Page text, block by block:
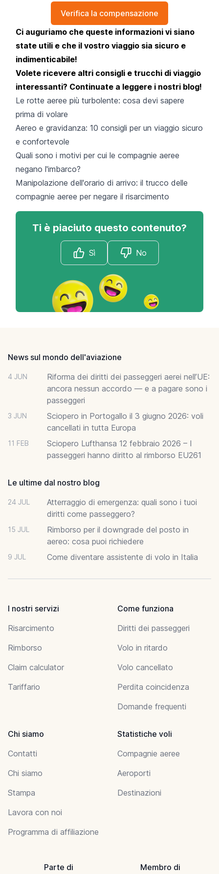
Verifica la compensazione
Ci auguriamo che queste informazioni vi siano
state utili e che il vostro viaggio sia sicuro e
indimenticabile!
Volete ricevere altri consigli e trucchi di viaggio
interessanti? Continuate a leggere i nostri blog!
Le rotte aeree più turbolente: cosa devi sapere
prima di volare
Aereo e gravidanza: 10 consigli per un viaggio sicuro
e confortevole
Quali sono i motivi per cui le compagnie aeree
negano l'imbarco?
Manipolazione dell'orario di arrivo: il trucco delle
compagnie aeree per negare il risarcimento
Ti è piaciuto questo contenuto?
Sì No
News sul mondo dell'aviazione
4 JUN
Riforma dei diritti dei passeggeri aerei nell’UE:
ancora nessun accordo — e a pagare sono i
passeggeri
3 JUN
Sciopero in Portogallo il 3 giugno 2026: voli
cancellati in tutta Europa
11 FEB
Sciopero Lufthansa 12 febbraio 2026 – I
passeggeri hanno diritto al rimborso EU261
Le ultime dal nostro blog
24 JUL
Atterraggio di emergenza: quali sono i tuoi
diritti come passeggero?
15 JUL
Rimborso per il downgrade del posto in
aereo: cosa puoi richiedere
9 JUL Come diventare assistente di volo in Italia
I nostri servizi
Risarcimento
Rimborso
Claim calculator
Tariffario
Come funziona
Diritti dei passeggeri
Volo in ritardo
Volo cancellato
Perdita coincidenza
Domande frequenti
Chi siamo
Contatti
Chi siamo
Stampa
Lavora con noi
Programma di affiliazione
Statistiche voli
Compagnie aeree
Aeroporti
Destinazioni
Parte di Membro di